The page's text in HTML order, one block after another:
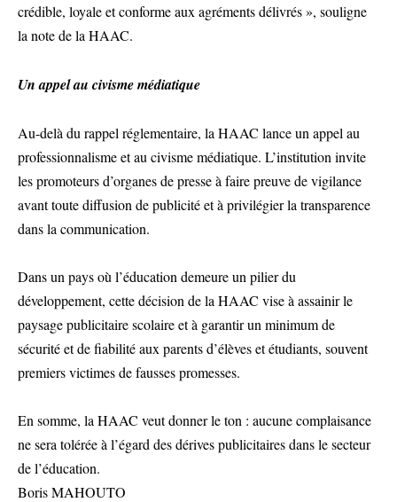
crédible, loyale et conforme aux agréments délivrés », souligne
la note de la HAAC.
Un appel au civisme médiatique
Au-delà du rappel réglementaire, la HAAC lance un appel au
professionnalisme et au civisme médiatique. L’institution invite
les promoteurs d’organes de presse à faire preuve de vigilance
avant toute diffusion de publicité et à privilégier la transparence
dans la communication.
Dans un pays où l’éducation demeure un pilier du
développement, cette décision de la HAAC vise à assainir le
paysage publicitaire scolaire et à garantir un minimum de
sécurité et de fiabilité aux parents d’élèves et étudiants, souvent
premiers victimes de fausses promesses.
En somme, la HAAC veut donner le ton : aucune complaisance
ne sera tolérée à l’égard des dérives publicitaires dans le secteur
de l’éducation.
Boris MAHOUTO